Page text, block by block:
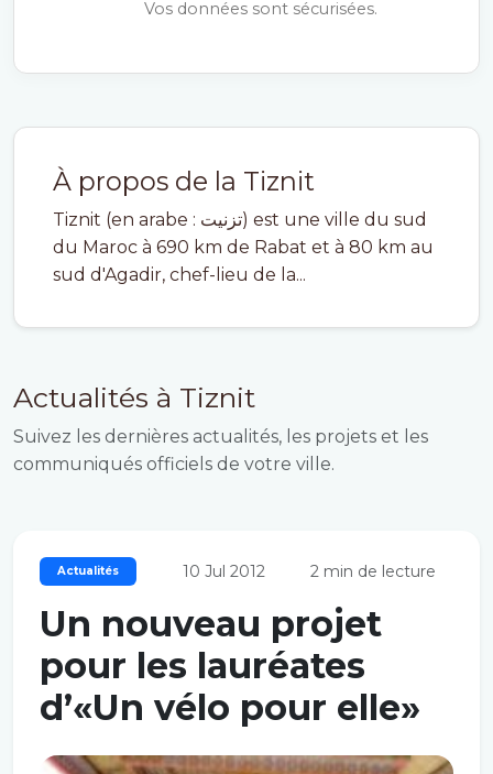
À propos de la Tiznit
Tiznit (en arabe : تزنيت) est une ville du sud
du Maroc à 690 km de Rabat et à 80 km au
sud d'Agadir, chef-lieu de la...
Actualités à Tiznit
Suivez les dernières actualités, les projets et les
communiqués officiels de votre ville.
Actualités 10 Jul 2012 2 min de lecture
Un nouveau projet
pour les lauréates
d’«Un vélo pour elle»
Vos données sont sécurisées.